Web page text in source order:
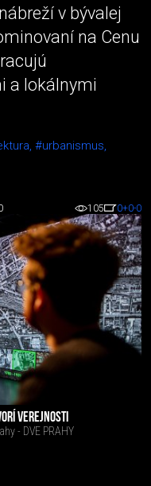
v bývalej
na Cenu
a lokálnymi
#urbanismus,
105 0+0-0
VEREJNOSTI
- DVE PRAHY